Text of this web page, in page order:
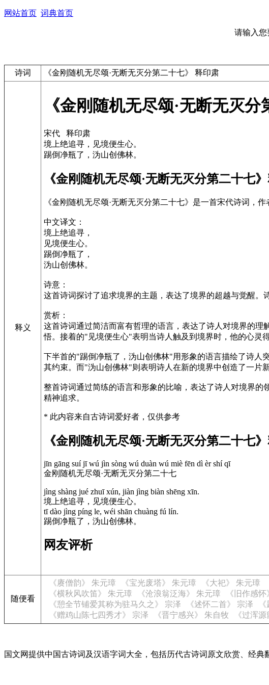
网站首页 词典首页
请输入您
诗词 《金刚随机无尽颂·无断无灭分第二十七》 释印肃
释义
《金刚随机无尽颂·无断无灭
宋代 释印肃
境上绝追寻，见境便生心。
踢倒净瓶了，沩山创佛林。
《金刚随机无尽颂·无断无灭分第二十七
《金刚随机无尽颂·无断无灭分第二十七》是一首宋代诗词，
中文译文：
境上绝追寻，
见境便生心。
踢倒净瓶了，
沩山创佛林。
诗意：
这首诗词探讨了追求境界的主题，表达了境界的超越与觉醒。
赏析：
这首诗词通过简洁而富有哲理的语言，表达了诗人对境界的
悟。接着的"见境便生心"表明当诗人触及到境界时，他的心灵
下半首的"踢倒净瓶了，沩山创佛林"用形象的语言描绘了诗人
其约束。而"沩山创佛林"则表明诗人在新的境界中创造了一片
整首诗词通过简练的语言和形象的比喻，表达了诗人对境界
精神追求。
* 此内容来自古诗词爱好者，仅供参考
《金刚随机无尽颂·无断无灭分第二十七
jīn gāng suí jī wú jìn sòng wú duàn wú miè fēn dì èr shí qī
金刚随机无尽颂·无断无灭分第二十七
jìng shàng jué zhuī xún, jiàn jìng biàn shēng xīn.
境上绝追寻，见境便生心。
tī dào jìng píng le, wéi shān chuàng fú lín.
踢倒净瓶了，沩山创佛林。
网友评析
随便看
《赓僧韵》 朱元璋 《宝光废塔》 朱元璋 《大祀》 朱元璋
《横秋风吹笛》 朱元璋
《沧浪翁泛海》 朱元璋 《旧作感
《憩全节铺爱其称为驻马久之》 宗泽
《述怀二首》 宗泽
《赠鸡山陈七四秀才》 宗泽
《晋宁感兴》 朱自牧 《过浑
国文网提供中国古诗词及汉语字词大全，包括历代古诗词原文欣赏、经典